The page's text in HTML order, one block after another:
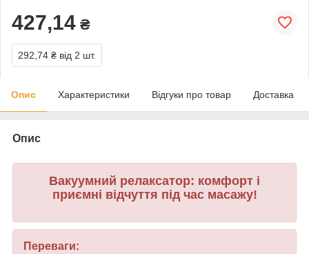
427,14 ₴
292,74 ₴ від 2 шт.
Опис Характеристики Відгуки про товар Доставка
Опис
Вакуумний релаксатор: комфорт і
приємні відчуття під час масажу!
Переваги: